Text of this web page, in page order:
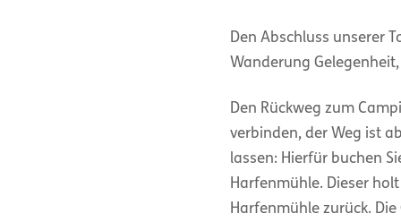
Den Abschluss unserer
Wanderung
Den Rückweg zum
verbinden, der Weg ist
lassen: Hierfür buchen
Harfenmühle. Dieser
Harfenmühle zurück.